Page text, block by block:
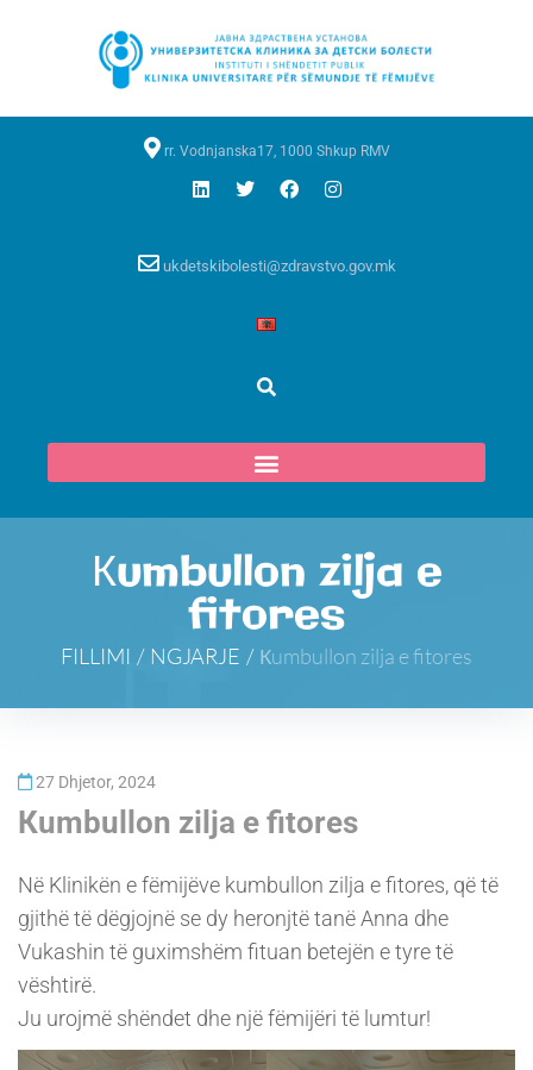
rr. Vodnjanska17, 1000 Shkup RMV
ukdetskibolesti@zdravstvo.gov.mk
Кumbullon zilja e
fitores
FILLIMI / NGJARJE / Кumbullon zilja e fitores
27 Dhjetor, 2024
Кumbullon zilja e fitores
Në Klinikën e fëmijëve kumbullon zilja e fitores, që të
gjithë të dëgjojnë se dy heronjtë tanë Anna dhe
Vukashin të guximshëm fituan betejën e tyre të
vështirë.
Ju urojmë shëndet dhe një fëmijëri të lumtur!